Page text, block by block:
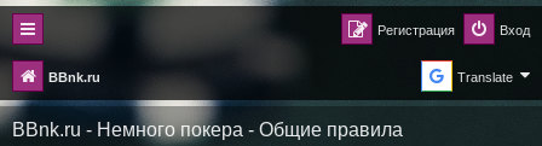
Вход
Регистрация
BBnk.ru Translate
BBnk.ru - Немного покера - Общие правила